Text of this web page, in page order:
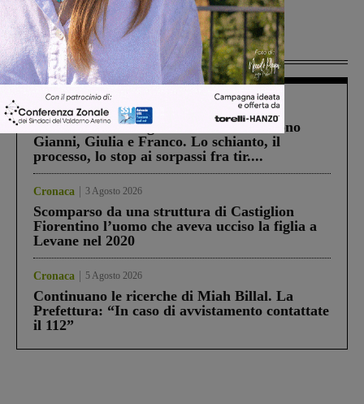
Più lette
Cronaca 4 Agosto 2026
Un anno fa la strage in A1 in cui morirono
Gianni, Giulia e Franco. Lo schianto, il
processo, lo stop ai sorpassi fra tir....
Cronaca 3 Agosto 2026
Scomparso da una struttura di Castiglion
Fiorentino l’uomo che aveva ucciso la figlia a
Levane nel 2020
Cronaca 5 Agosto 2026
Continuano le ricerche di Miah Billal. La
Prefettura: “In caso di avvistamento contattate
il 112”